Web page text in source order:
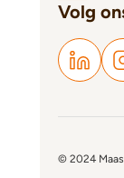
Volg
© 2024